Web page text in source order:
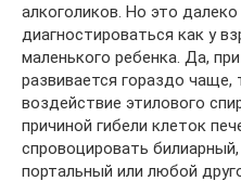
алкоголиков. Но это
диагностироваться как у
маленького ребенка. Да,
развивается гораздо чаще,
воздействие этилового
причиной гибели клеток
спровоцировать
портальный или любой